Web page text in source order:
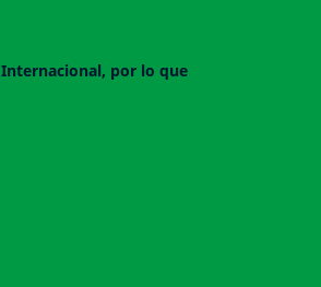
Internacional, por lo que